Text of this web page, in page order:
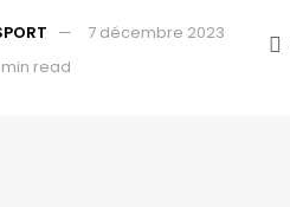
7 décembre 2023
read